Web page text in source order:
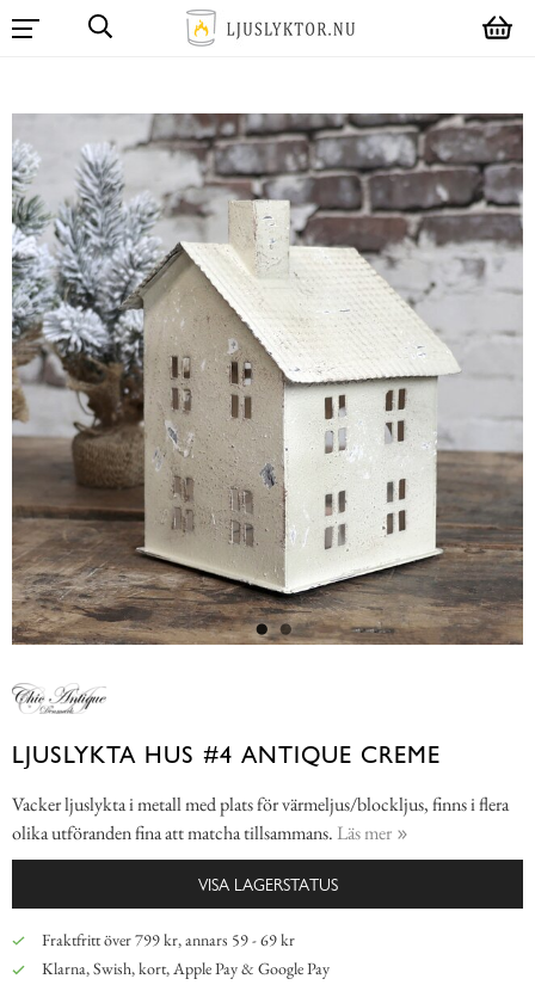
LJUSLYKTA HUS #4 ANTIQUE CREME
Vacker ljuslykta i metall med plats för värmeljus/blockljus, finns i flera
olika utföranden fina att matcha tillsammans. Läs mer
VISA LAGERSTATUS
Fraktfritt över 799 kr, annars 59 - 69 kr
Klarna, Swish, kort, Apple Pay & Google Pay